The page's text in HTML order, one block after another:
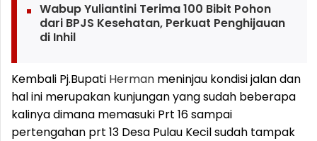
Wabup Yuliantini Terima 100 Bibit Pohon
dari BPJS Kesehatan, Perkuat Penghijauan
di Inhil
Kembali Pj.Bupati Herman meninjau kondisi jalan dan
hal ini merupakan kunjungan yang sudah beberapa
kalinya dimana memasuki Prt 16 sampai
pertengahan prt 13 Desa Pulau Kecil sudah tampak